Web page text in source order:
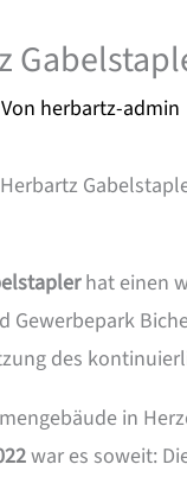
herbartz-admin
hat einen
Gewerbepark
des
in
war es soweit: